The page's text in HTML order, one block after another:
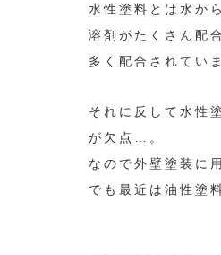
水性塗料とは水か
溶剤がたくさん配
多く配合されてい
それに反して水性
が欠点…。
なので外壁塗装に
でも最近は油性塗